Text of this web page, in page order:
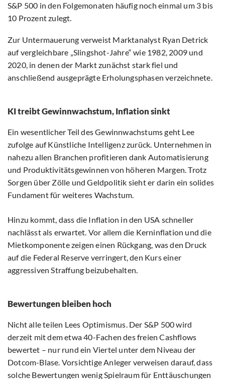
S&P 500 in den Folgemonaten häufig noch einmal um 3 bis
10 Prozent zulegt.
Zur Untermauerung verweist Marktanalyst Ryan Detrick
auf vergleichbare „Slingshot-Jahre“ wie 1982, 2009 und
2020, in denen der Markt zunächst stark fiel und
anschließend ausgeprägte Erholungsphasen verzeichnete.
KI treibt Gewinnwachstum, Inflation sinkt
Ein wesentlicher Teil des Gewinnwachstums geht Lee
zufolge auf Künstliche Intelligenz zurück. Unternehmen in
nahezu allen Branchen profitieren dank Automatisierung
und Produktivitätsgewinnen von höheren Margen. Trotz
Sorgen über Zölle und Geldpolitik sieht er darin ein solides
Fundament für weiteres Wachstum.
Hinzu kommt, dass die Inflation in den USA schneller
nachlässt als erwartet. Vor allem die Kerninflation und die
Mietkomponente zeigen einen Rückgang, was den Druck
auf die Federal Reserve verringert, den Kurs einer
aggressiven Straffung beizubehalten.
Bewertungen bleiben hoch
Nicht alle teilen Lees Optimismus. Der S&P 500 wird
derzeit mit dem etwa 40-Fachen des freien Cashflows
bewertet – nur rund ein Viertel unter dem Niveau der
Dotcom-Blase. Vorsichtige Anleger verweisen darauf, dass
solche Bewertungen wenig Spielraum für Enttäuschungen